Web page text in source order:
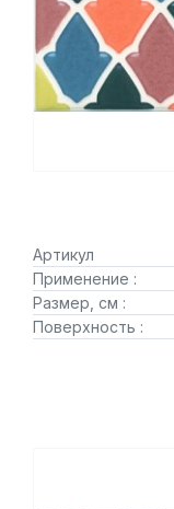
Артикул
Применение :
Размер, см :
Поверхность :